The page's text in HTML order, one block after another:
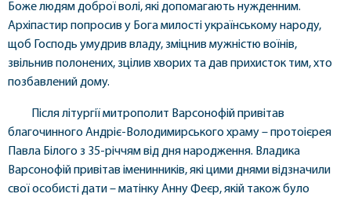
Боже людям доброї волі, які допомагають нужденним.
Архіпастир попросив у Бога милості українському народу,
щоб Господь умудрив владу, зміцнив мужністю воїнів,
звільнив полонених, зцілив хворих та дав прихисток тим, хто
позбавлений дому.
Після літургії митрополит Варсонофій привітав
благочинного Андріє-Володимирського храму – протоієрея
Павла Білого з 35-річчям від дня народження. Владика
Варсонофій привітав іменинників, які цими днями відзначили
свої особисті дати – матінку Анну Феєр, якій також було